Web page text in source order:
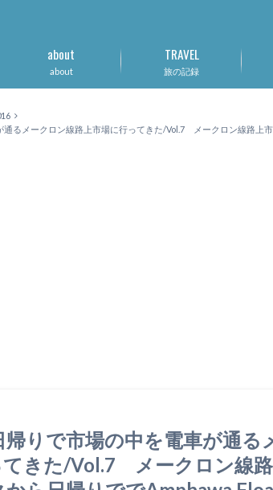
about
about
旅の記録
TRAVEL
通るメークロン線路上市場に行ってきた/Vol.7 メークロン線路
りで市場の中を電車が通る
てきた/Vol.7 メークロン線